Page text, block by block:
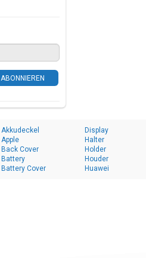
ABONNIEREN
Akkudeckel
Apple
Back Cover
Battery
Battery Cover
Display
Halter
Holder
Houder
Huawei